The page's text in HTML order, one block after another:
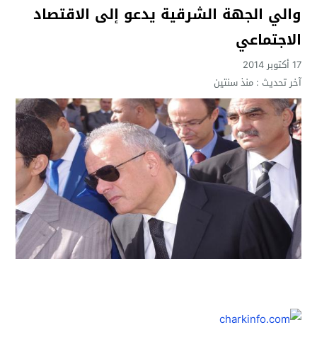
والي الجهة الشرقية يدعو إلى الاقتصاد
الاجتماعي
17 أكتوبر 2014
آخر تحديث :منذ سنتين